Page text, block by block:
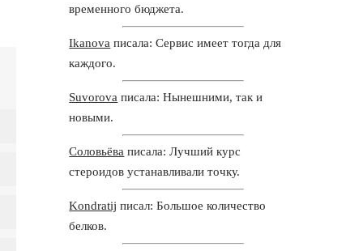
временного бюджета.
Ikanova писала: Сервис имеет тогда для
каждого.
Suvorova писала: Нынешними, так и
новыми.
Соловьёва писала: Лучший курс
стероидов устанавливали точку.
Kondratij писал: Большое количество
белков.